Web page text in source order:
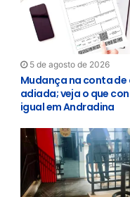
5 de agosto de 2026
Mudança na conta de
adiada; veja o que
igual em Andradina